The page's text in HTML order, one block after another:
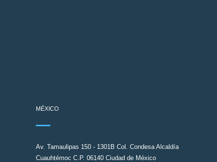
MÉXICO
Av. Tamaulipas 150 - 1301B Col. Condesa Alcaldía
Cuauhtémoc C.P. 06140 Ciudad de México